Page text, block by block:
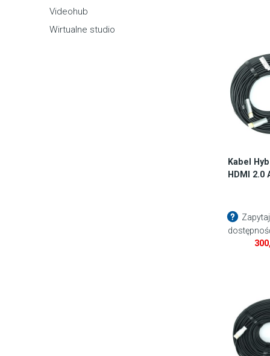
Videohub
Wirtualne studio
Kabel
HDMI 2.0